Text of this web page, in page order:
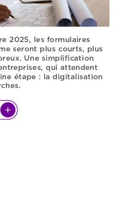
2025, les formulaires
seront plus courts, plus
Une simplification
qui attendent
étape : la digitalisation